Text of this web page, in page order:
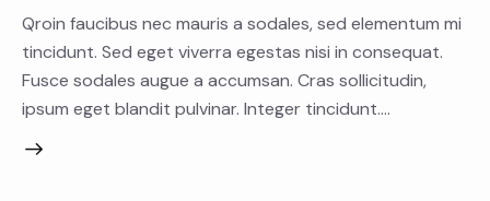
Qroin faucibus nec mauris a sodales, sed elementum mi
tincidunt. Sed eget viverra egestas nisi in consequat.
Fusce sodales augue a accumsan. Cras sollicitudin,
ipsum eget blandit pulvinar. Integer tincidunt.…